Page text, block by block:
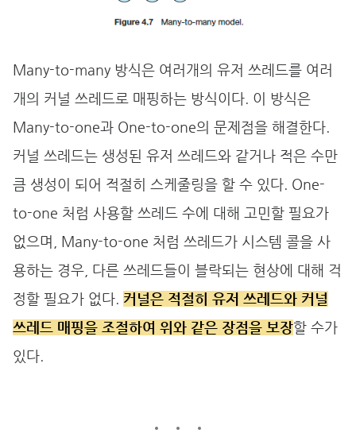
Many-to-many 방식은 여러개의 유저 쓰레드를 여러
개의 커널 쓰레드로 매핑하는 방식이다. 이 방식은
Many-to-one과 One-to-one의 문제점을 해결한다.
커널 쓰레드는 생성된 유저 쓰레드와 같거나 적은 수만
큼 생성이 되어 적절히 스케줄링을 할 수 있다. One-
to-one 처럼 사용할 쓰레드 수에 대해 고민할 필요가
없으며, Many-to-one 처럼 쓰레드가 시스템 콜을 사
용하는 경우, 다른 쓰레드들이 블락되는 현상에 대해 걱
정할 필요가 없다. 커널은 적절히 유저 쓰레드와 커널
쓰레드 매핑을 조절하여 위와 같은 장점을 보장할 수가
있다.